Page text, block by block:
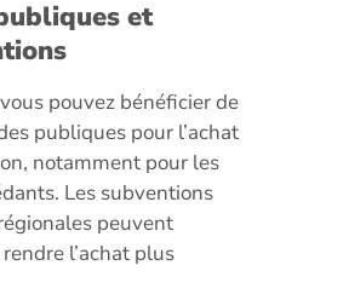
et
pouvez bénéficier de
publiques pour l’achat
notamment pour les
Les subventions
peuvent
l’achat plus